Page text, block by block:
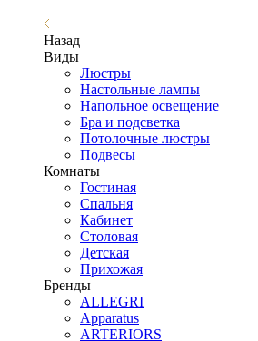
Назад
Виды
Люстры
Настольные лампы
Напольное освещение
Бра и подсветка
Потолочные люстры
Подвесы
Комнаты
Гостиная
Спальня
Кабинет
Столовая
Детская
Прихожая
Бренды
ALLEGRI
Apparatus
ARTERIORS